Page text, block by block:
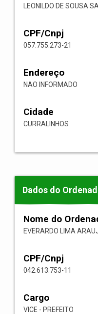
LEONILDO DE SOUSA
CPF/Cnpj
057.755.273-21
Endereço
NAO INFORMADO
Cidade
CURRALINHOS
Dados do
Nome do
EVERARDO LIMA
CPF/Cnpj
042.613.753-11
Cargo
VICE - PREFEITO